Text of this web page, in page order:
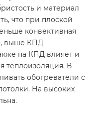
и материал
что при плоской
конвективная
выше КПД
на КПД влияет и
теплоизоляция. В
обогреватели с
На высоких